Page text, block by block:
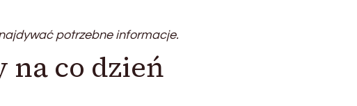
potrzebne informacje.
na co dzień